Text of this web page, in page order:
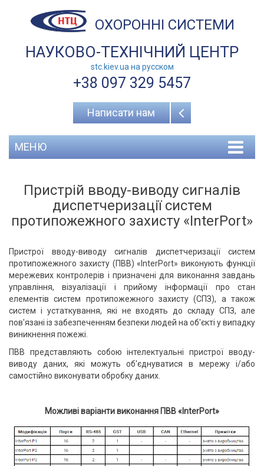
ОХОРОННІ СИСТЕМИ
НАУКОВО-ТЕХНІЧНИЙ ЦЕНТР
stc.kiev.ua на русcком
+38 097 329 5457
Написати нам
МЕНЮ
Пристрій вводу-виводу сигналів
диспетчеризації систем
протипожежного захисту «InterPort»
Пристрої вводу-виводу сигналів диспетчеризації систем
протипожежного захисту (ПВВ) «InterPort» виконують функції
мережевих контролерів і призначені для виконання завдань
управління, візуалізації і прийому інформації про стан
елементів систем протипожежного захисту (СПЗ), а також
систем і устаткування, які не входять до складу СПЗ, але
пов'язані із забезпеченням безпеки людей на об'єкті у випадку
виникнення пожежі.
ПВВ представляють собою інтелектуальні пристрої вводу-
виводу даних, які можуть об'єднуватися в мережу і/або
самостійно виконувати обробку даних.
Можливі варіанти виконання ПВВ «InterPort»